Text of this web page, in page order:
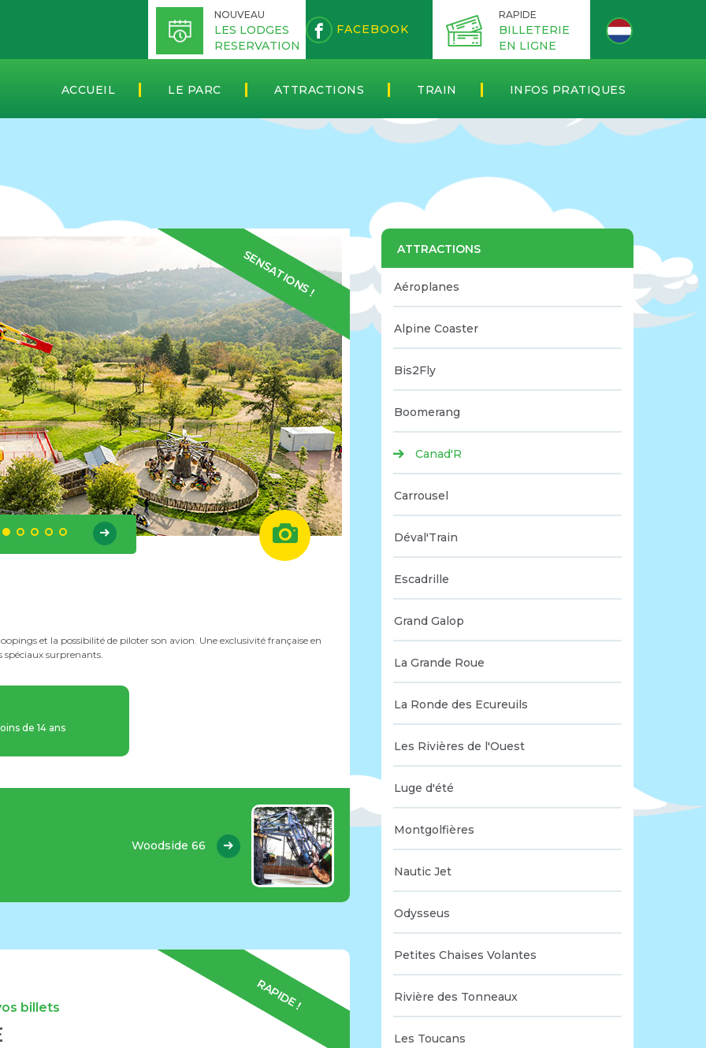
RAPIDE
BILLETERIE
EN LIGNE
FACEBOOK
NOUVEAU
LES LODGES
RESERVATION
ACCUEIL LE PARC ATTRACTIONS TRAIN INFOS PRATIQUES
SENSATIONS !
et la possibilité de piloter son avion. Une exclusivité française en
surprenants.
de 14 ans
Woodside 66
RAPIDE !
billets
ATTRACTIONS
Aéroplanes
Alpine Coaster
Bis2Fly
Boomerang
Canad'R
Carrousel
Déval'Train
Escadrille
Grand Galop
La Grande Roue
La Ronde des Ecureuils
Les Rivières de l'Ouest
Luge d'été
Montgolfières
Nautic Jet
Odysseus
Petites Chaises Volantes
Rivière des Tonneaux
Les Toucans